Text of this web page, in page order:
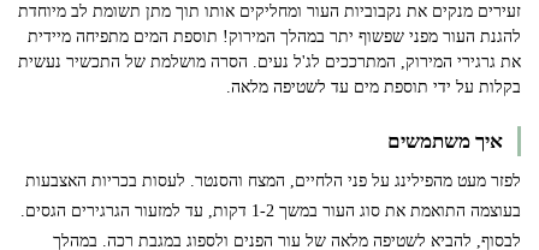
זעירים מנקים את נקבוביות העור ומחליקים אותו תוך מתן תשומת לב מיוחדת
להגנת העור מפני שפשוף יתר במהלך המירוק! תוספת המים מתפיחה מיידית
את גרגירי המירוק, המתרככים לג'ל נעים. הסרה מושלמת של התכשיר נעשית
בקלות על ידי תוספת מים עד לשטיפה מלאה.
איך משתמשים
לפזר מעט מהפילינג על פני הלחיים, המצח והסנטר. לעסות בכריות האצבעות
בעוצמה התואמת את סוג העור במשך 1-2 דקות, עד למזעור הגרגירים הגסים.
לבסוף, להביא לשטיפה מלאה של עור הפנים ולספוג במגבת רכה. במהלך